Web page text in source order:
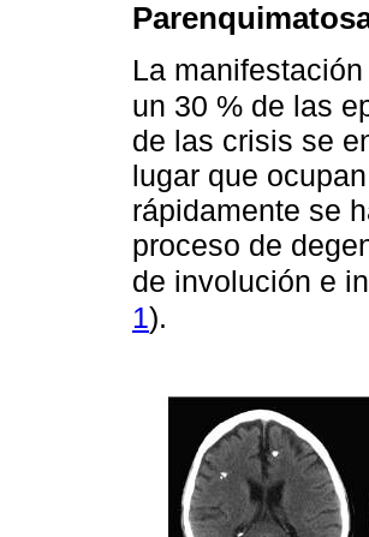
La
un 30 % de las
de las crisis se
lugar que
rápidamente se
proceso de
de involución e
1).